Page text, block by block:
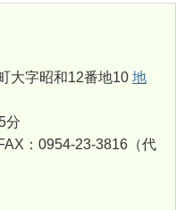
大字昭和12番地10 地
分
：0954-23-3816（代